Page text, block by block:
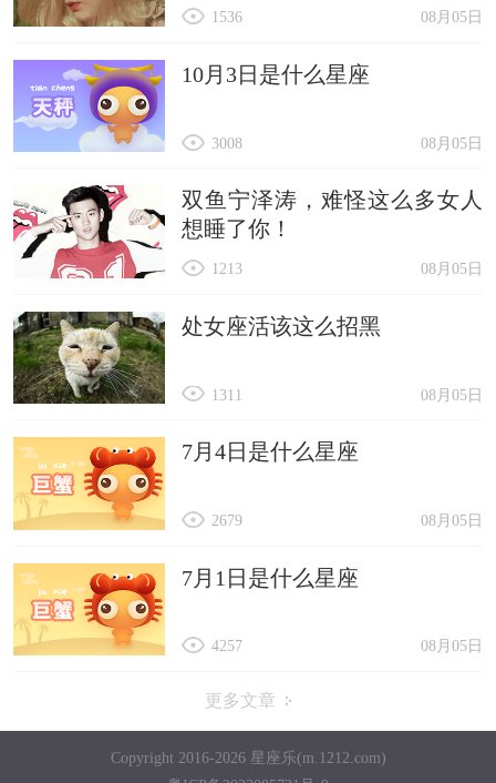
08月05日
1536
10月3日是什么星座
08月05日
3008
双鱼宁泽涛，难怪这么多女人
想睡了你！
08月05日
1213
处女座活该这么招黑
08月05日
1311
7月4日是什么星座
08月05日
2679
7月1日是什么星座
08月05日
4257
更多文章
Copyright 2016-2026 星座乐(m.1212.com)